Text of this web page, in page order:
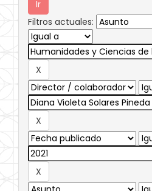
Filtros actuales: